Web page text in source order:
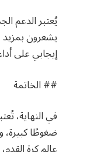
يُعتبر الدعم
يشعرون
إيجابي على
## الخاتمة
في النهاية،
ضغوطًا كبيرة،